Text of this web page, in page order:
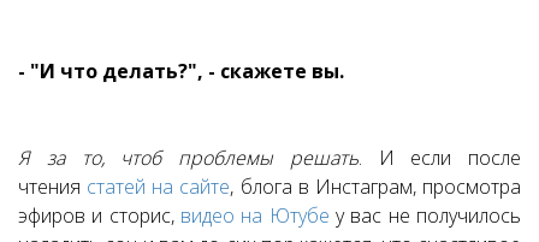
- "И что делать?", - скажете вы.
Я за то, чтоб проблемы решать. И если после
чтения статей на сайте, блога в Инстаграм, просмотра
эфиров и сторис, видео на Ютубе у вас не получилось